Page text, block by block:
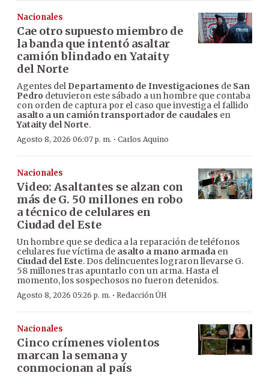
Nacionales
Cae otro supuesto miembro de
la banda que intentó asaltar
camión blindado en Yataity
del Norte
Agentes del Departamento de Investigaciones de San
Pedro detuvieron este sábado a un hombre que contaba
con orden de captura por el caso que investiga el fallido
asalto a un camión transportador de caudales en
Yataity del Norte.
Agosto 8, 2026 06:07 p. m. · Carlos Aquino
Nacionales
Video: Asaltantes se alzan con
más de G. 50 millones en robo
a técnico de celulares en
Ciudad del Este
Un hombre que se dedica a la reparación de teléfonos
celulares fue víctima de asalto a mano armada en
Ciudad del Este. Dos delincuentes lograron llevarse G.
58 millones tras apuntarlo con un arma. Hasta el
momento, los sospechosos no fueron detenidos.
Agosto 8, 2026 05:26 p. m. · Redacción ÚH
Nacionales
Cinco crímenes violentos
marcan la semana y
conmocionan al país